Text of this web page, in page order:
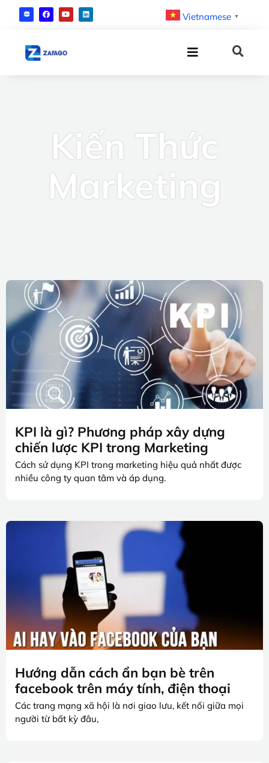
Vietnamese ▼
Kiến Thức
Marketing
KPI là gì? Phương pháp xây dựng
chiến lược KPI trong Marketing
Cách sử dụng KPI trong marketing hiệu quả nhất được
nhiều công ty quan tâm và áp dụng.
Hướng dẫn cách ẩn bạn bè trên
facebook trên máy tính, điện thoại
Các trang mạng xã hội là nơi giao lưu, kết nối giữa mọi
người từ bất kỳ đâu,